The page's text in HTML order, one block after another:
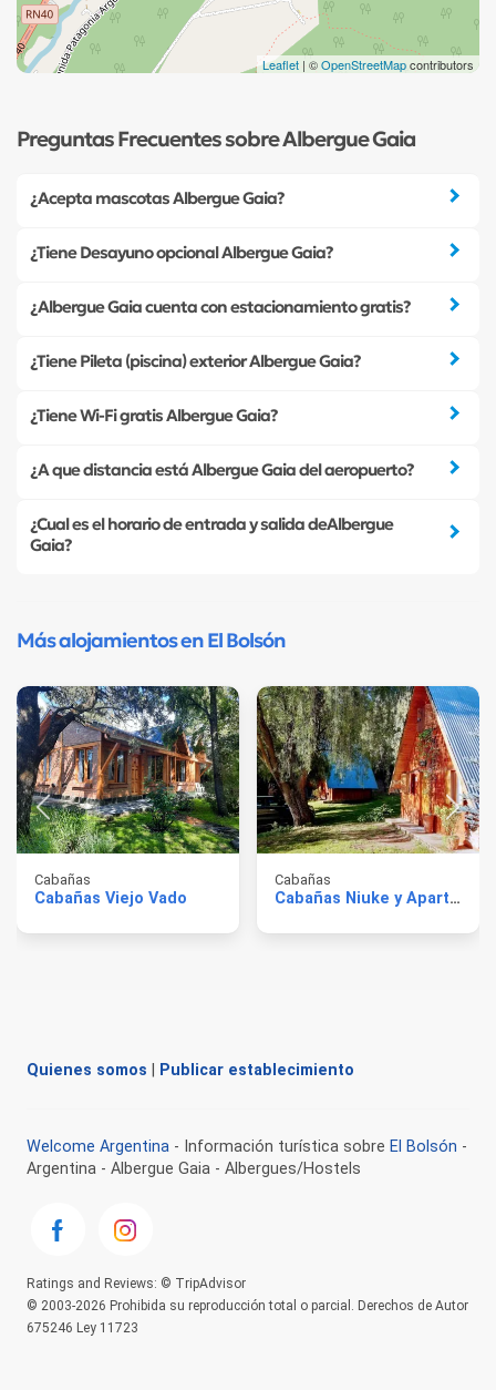
Leaflet | ©OpenStreetMapcontributors
Preguntas Frecuentes sobre Albergue Gaia
¿Acepta mascotas Albergue Gaia?
¿Tiene Desayuno opcional Albergue Gaia?
¿Albergue Gaia cuenta con estacionamiento gratis?
¿Tiene Pileta (piscina) exterior Albergue Gaia?
¿Tiene Wi-Fi gratis Albergue Gaia?
¿A que distancia está Albergue Gaia del aeropuerto?
¿Cual es el horario de entrada y salida deAlbergue
Gaia?
Más alojamientos en El Bolsón
Cabañas
Cabañas Viejo Vado
Cabañas
Cabañas Niuke y Apart Fraschetti
Quienes somos Publicar establecimiento
Welcome Argentina - Información turística sobre El Bolsón -
Argentina - Albergue Gaia - Albergues/Hostels
Ratings and Reviews: © TripAdvisor
© 2003-2026 Prohibida su reproducción total o parcial. Derechos de Autor
675246 Ley 11723